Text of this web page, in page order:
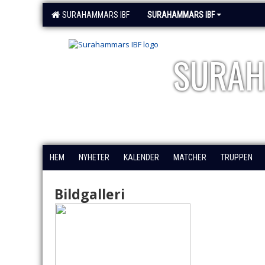
SURAHAMMARS IBF SURAHAMMARS IBF
HEM NYHETER KALENDER MATCHER TRUPPEN
Bildgalleri